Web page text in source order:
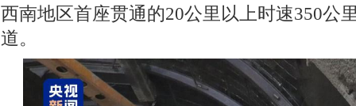
西南地区首座贯通的20公里以上时速350公
道。